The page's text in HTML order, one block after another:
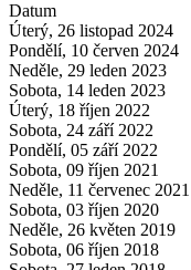
Datum
Úterý, 26 listopad 2024
Pondělí, 10 červen 2024
Neděle, 29 leden 2023
Sobota, 14 leden 2023
Úterý, 18 říjen 2022
Sobota, 24 září 2022
Pondělí, 05 září 2022
Sobota, 09 říjen 2021
Neděle, 11 červenec 2021
Sobota, 03 říjen 2020
Neděle, 26 květen 2019
Sobota, 06 říjen 2018